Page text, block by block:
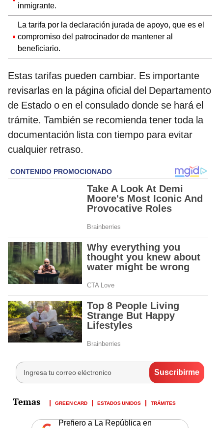
inmigrante.
La tarifa por la declaración jurada de apoyo, que es el
compromiso del patrocinador de mantener al
beneficiario.
Estas tarifas pueden cambiar. Es importante
revisarlas en la página oficial del Departamento
de Estado o en el consulado donde se hará el
trámite. También se recomienda tener toda la
documentación lista con tiempo para evitar
cualquier retraso.
GREEN CARD ESTADOS UNIDOS TRÁMITES
Prefiero a La República en